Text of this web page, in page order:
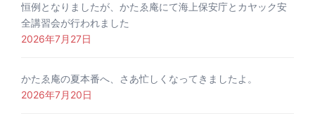
恒例となりましたが、かたゑ庵にて海上保安庁とカヤック安
全講習会が行われました
2026年7月27日
かたゑ庵の夏本番へ、さあ忙しくなってきましたよ。
2026年7月20日